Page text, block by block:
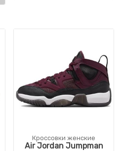
Кроссовки женские
Air Jordan Jumpman